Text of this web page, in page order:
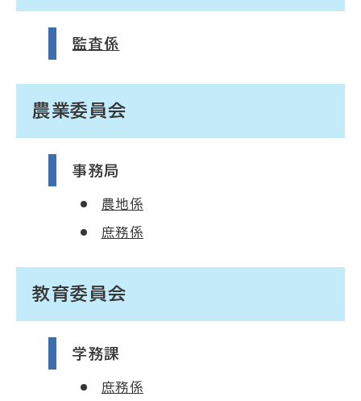
監査係
農業委員会
事務局
農地係
庶務係
教育委員会
学務課
庶務係